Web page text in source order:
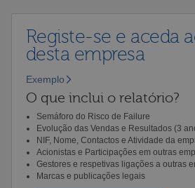
Registe-se e aceda
desta empresa
Exemplo
O que inclui o relatório?
Semáforo do Risco de Failure
Evolução das Vendas e Resultados (3
NIF, Nome, Contactos e Atividade da
Acionistas e Participações em outras
Gestores e respetivas ligações a outras
Marcas e publicações legais